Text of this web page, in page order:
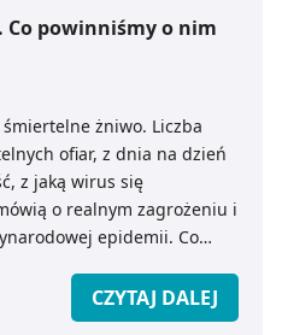
Co powinniśmy o nim
żniwo. Liczba
ofiar, z dnia na dzień
z jaką wirus się
o realnym zagrożeniu i
epidemii. Co
CZYTAJ DALEJ